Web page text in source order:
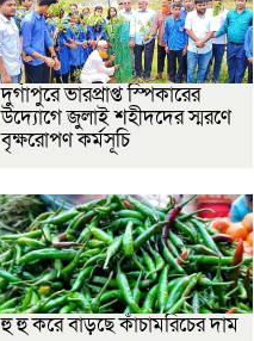
দুর্গাপুরে ভারপ্রাপ্ত স্পিকারের
উদ্যোগে জুলাই শহীদদের স্মরণে
বৃক্ষরোপণ কর্মসূচি
হু হু করে বাড়ছে কাঁচামরিচের দাম